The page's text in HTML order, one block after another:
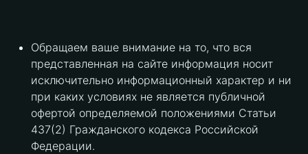
Обращаем ваше внимание на то, что вся
представленная на сайте информация носит
исключительно информационный характер и ни
при каких условиях не является публичной
офертой определяемой положениями Статьи
437(2) Гражданского кодекса Российской
Федерации.